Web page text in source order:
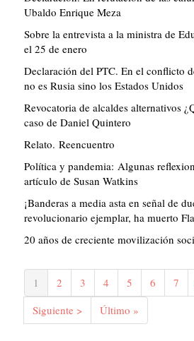
Ubaldo Enrique Meza
Sobre la entrevista a la ministra de
el 25 de enero
Declaración del PTC. En el conflicto
no es Rusia sino los Estados Unidos
Revocatoria de alcaldes alternativos
caso de Daniel Quintero
Relato. Reencuentro
Política y pandemia: Algunas
artículo de Susan Watkins
¡Banderas a media asta en señal de
revolucionario ejemplar, ha muerto
20 años de creciente movilización
Paginación
Página
actual
1 Página
2 Página
3 Página
4 Página
5 Página
6 7
Siguiente
página
Siguiente >
Última
página
Último »